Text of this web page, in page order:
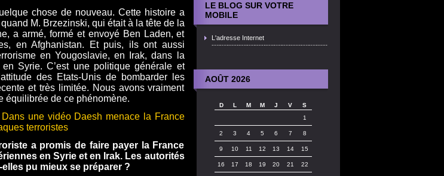
LE BLOG SUR VOTRE
MOBILE
L'adresse Internet
AOÛT 2026
D L M M J V
S
1
2 3 4 5 6 7 8
9 10 11 12 13 14 15
16 17 18 19 20 21 22
chose de nouveau. Cette histoire a
M. Brzezinski, qui était à la tête de la
a armé, formé et envoyé Ben Laden, et
en Afghanistan. Et puis, ils ont aussi
en Yougoslavie, en Irak, dans la
Syrie. C’est une politique générale et
des Etats-Unis de bombarder les
et très limitée. Nous avons vraiment
équilibrée de ce phénomène.
une vidéo Daesh menace la France
terroristes
a promis de faire payer la France
en Syrie et en Irak. Les autorités
pu mieux se préparer ?